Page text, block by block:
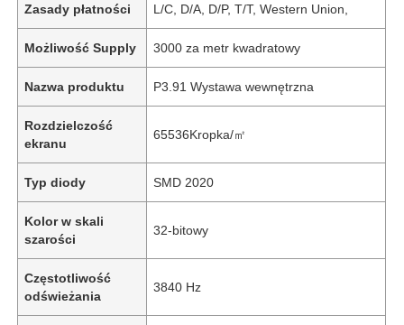
Zasady płatności L/C, D/A, D/P, T/T, Western Union,
Możliwość Supply 3000 za metr kwadratowy
Nazwa produktu P3.91 Wystawa wewnętrzna
Rozdzielczość
ekranu
65536Kropka/㎡
Typ diody SMD 2020
Kolor w skali
szarości
32-bitowy
Częstotliwość
odświeżania
3840 Hz